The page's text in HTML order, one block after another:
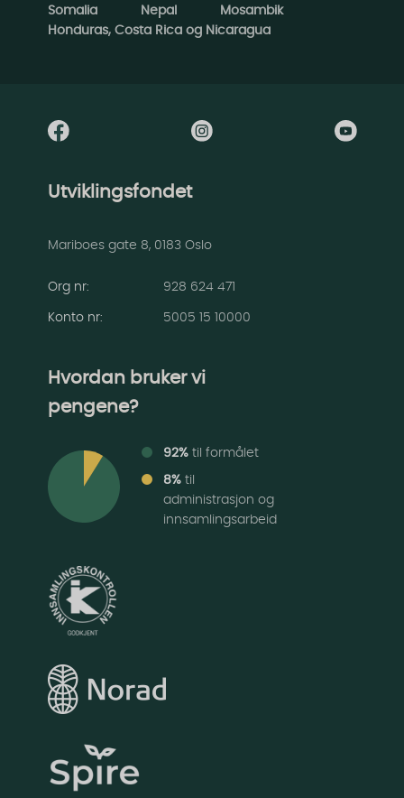
Somalia
Nepal
Mosambik
Honduras, Costa Rica og Nicaragua
Utviklingsfondet
Mariboes gate 8, 0183 Oslo
Org nr: 928 624 471
Konto nr: 5005 15 10000
Hvordan bruker vi
pengene?
92% til formålet
8% til
administrasjon og
innsamlingsarbeid